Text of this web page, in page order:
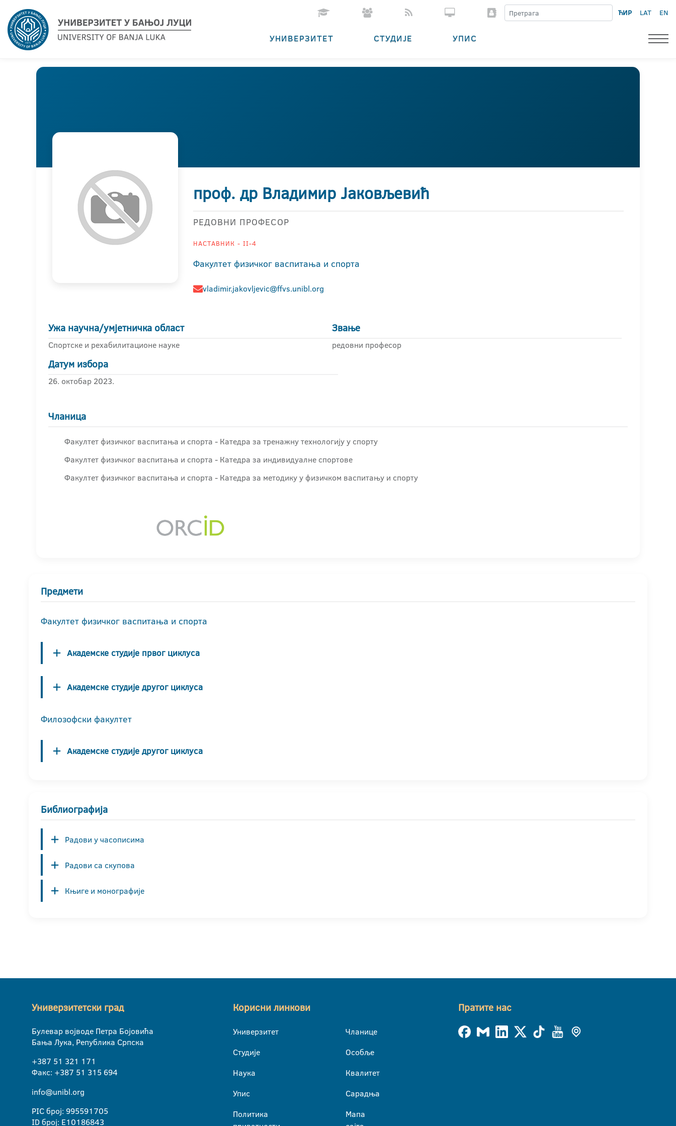
ЋИР LAT EN
УНИВЕРЗИТЕТ СТУДИЈЕ УПИС
проф. др Владимир Јаковљевић
РЕДОВНИ ПРОФЕСОР
НАСТАВНИК - II-4
Факултет физичког васпитања и спорта
vladimir.jakovljevic@ffvs.unibl.org
Ужа научна/умјетничка област
Спортске и рехабилитационе науке
Звање
редовни професор
Датум избора
26. октобар 2023.
Чланица
Факултет физичког васпитања и спорта - Катедра за тренажну технологију у спорту
Факултет физичког васпитања и спорта - Катедра за индивидуалне спортове
Факултет физичког васпитања и спорта - Катедра за методику у физичком васпитању и спорту
Предмети
Факултет физичког васпитања и спорта
Академске студије првог циклуса
Академске студије другог циклуса
Филозофски факултет
Академске студије другог циклуса
Библиографија
Радови у часописима
Радови са скупова
Књиге и монографије
Универзитетски град
Булевар војводе Петра Бојовића
Бања Лука, Република Српска
+387 51 321 171
Факс: +387 51 315 694
info@unibl.org
PIC број: 995591705
ID број: E10186843
Корисни линкови
Универзитет
Студије
Наука
Упис
Политика
Чланице
Особље
Квалитет
Сарадња
Мапа
Пратите нас